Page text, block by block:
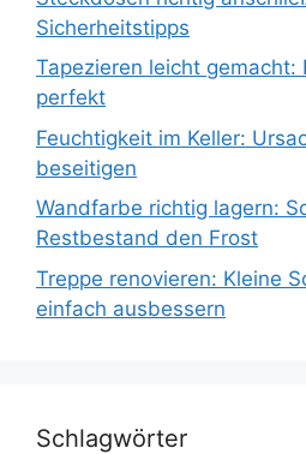
Sicherheitstipps
Tapezieren leicht gemacht:
perfekt
Feuchtigkeit im Keller:
beseitigen
Wandfarbe richtig lagern:
Restbestand den Frost
Treppe renovieren: Kleine
einfach ausbessern
Schlagwörter